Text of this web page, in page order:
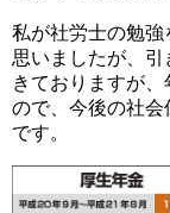
私が社労士の勉強
思いましたが、
きておりますが
ので、今後の社会
です。